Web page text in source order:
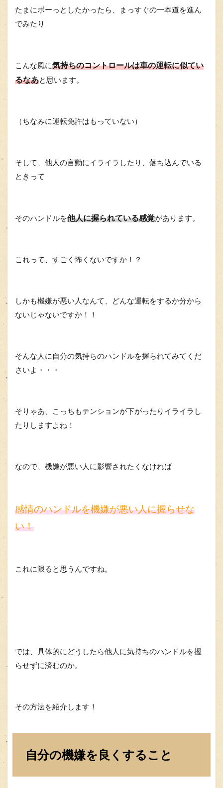
たまにボーっとしたかったら、まっすぐの一本道を進ん
でみたり
こんな風に気持ちのコントロールは車の運転に似てい
るなあと思います。
（ちなみに運転免許はもっていない）
そして、他人の言動にイライラしたり、落ち込んでいる
ときって
そのハンドルを他人に握られている感覚があります。
これって、すごく怖くないですか！？
しかも機嫌が悪い人なんて、どんな運転をするか分から
ないじゃないですか！！
そんな人に自分の気持ちのハンドルを握られてみてくだ
さいよ・・・
そりゃあ、こっちもテンションが下がったりイライラし
たりしますよね！
なので、機嫌が悪い人に影響されたくなければ
感情のハンドルを機嫌が悪い人に握らせな
い！
これに限ると思うんですね。
では、具体的にどうしたら他人に気持ちのハンドルを握
らせずに済むのか。
その方法を紹介します！
自分の機嫌を良くすること